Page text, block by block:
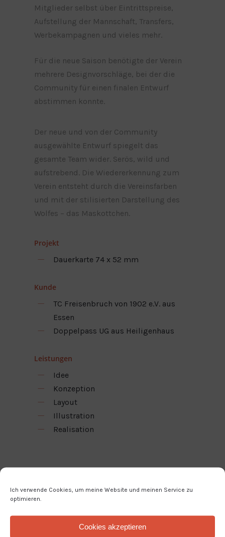
Ich verwende Cookies, um meine Website und meinen Service zu
optimieren.
Cookies akzeptieren
Mitglieder selbst über Eintrittspreise,
Aufstellung der Mannschaft, Transfers,
Werbekampagnen und vieles mehr.
Für die neue Saison benötigte der Verein
mehrere Designvorschläge, bei der die
Community für einen finalen Entwurf
abstimmen konnte.
Der neue und von der Community
ausgewählte Entwurf spiegelt das
gesamte Team wider. Serös, wild und
aufstrebend. Die Wiedererkennung zum
Verein entsteht durch die Vereinsfarben
und mit der stilisierten Darstellung des
Wolfes – das Maskottchen.
Projekt
Dauerkarte 74 x 52 mm
Kunde
TC Freisenbruch von 1902 e.V. aus
Essen
Doppelpass UG aus Heiligenhaus
Leistungen
Idee
Konzeption
Layout
Illustration
Realisation